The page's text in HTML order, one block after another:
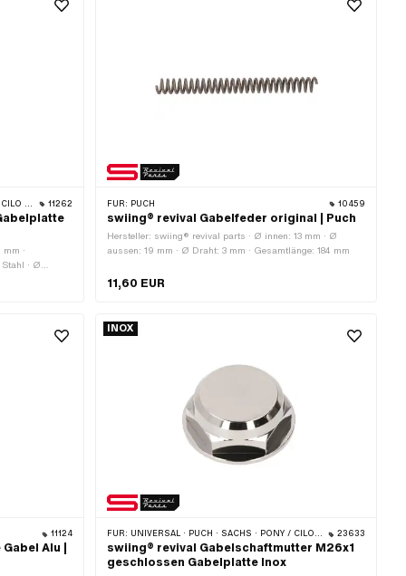
· TOMOS 11262
·
· Ø
26 mm · Ø
FÜR: PUCH 10459
swiing® revival Gabelfeder original | Puch
Hersteller: swiing® revival parts · Ø innen: 13 mm · Ø
aussen: 19 mm · Ø Draht: 3 mm · Gesamtlänge: 184 mm
11,60 EUR
11124
Alu |
INOX
FÜR: UNIVERSAL · PUCH · SACHS · PONY / CILO (BETA 521 & 512) · ZÜNDAPP BELMONDO · TOMOS 23633
swiing® revival Gabelschaftmutter M26x1
geschlossen Gabelplatte Inox